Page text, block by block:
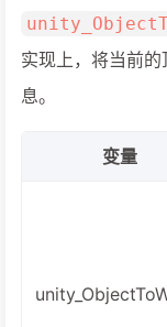
实现上，将当前的
息。
变量